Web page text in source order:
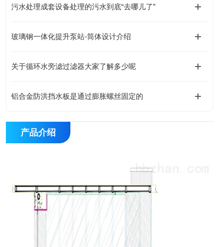
污水处理成套设备处理的污水到底“去哪儿了”
玻璃钢一体化提升泵站-筒体设计介绍
关于循环水旁滤过滤器大家了解多少呢
铝合金防洪挡水板是通过膨胀螺丝固定的
产品介绍